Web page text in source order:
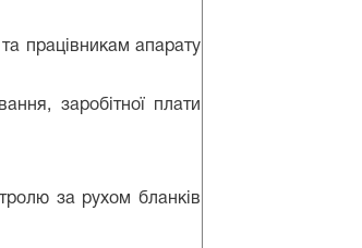
працівникам апарату
заробітної плати
за рухом бланків